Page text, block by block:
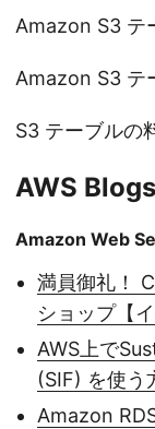
Amazon S3 テ
Amazon S3 テ
S3 テーブルの
AWS Blogs
Amazon Web
満員御礼！
ショップ【
AWS上で
(SIF) を使う
Amazon